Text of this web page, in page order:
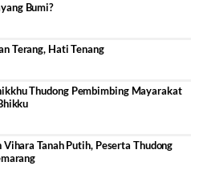
Bumi?
Terang, Hati Tenang
Thudong Pembimbing Mayarakat
Tanah Putih, Peserta Thudong